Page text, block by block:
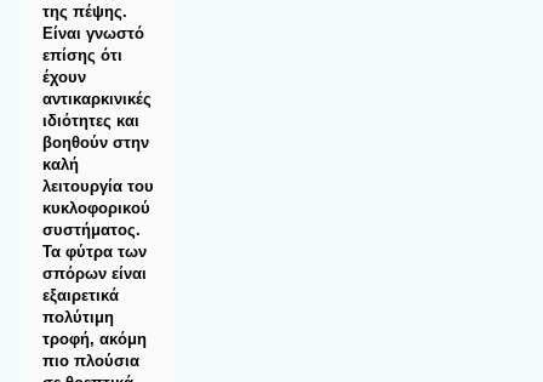
της πέψης.
Είναι γνωστό
επίσης ότι
έχουν
αντικαρκινικές
ιδιότητες και
βοηθούν στην
καλή
λειτουργία του
κυκλοφορικού
συστήματος.
Τα φύτρα των
σπόρων είναι
εξαιρετικά
πολύτιμη
τροφή, ακόμη
πιο πλούσια